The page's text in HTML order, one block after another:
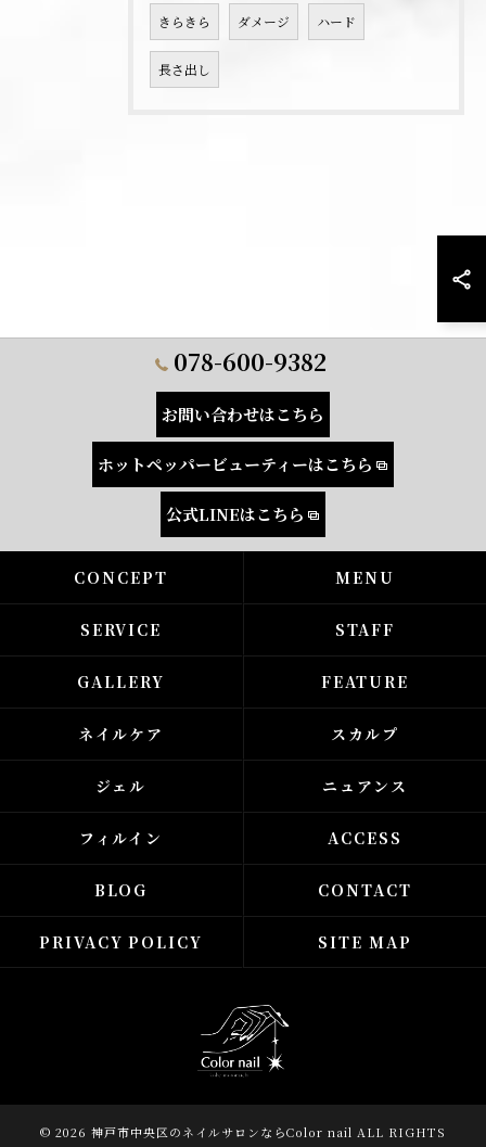
きらきら ダメージ ハード
長さ出し
078-600-9382
お問い合わせはこちら
ホットペッパービューティーはこちら
公式LINEはこちら
CONCEPT MENU
SERVICE STAFF
GALLERY FEATURE
ネイルケア スカルプ
ジェル ニュアンス
フィルイン ACCESS
BLOG CONTACT
PRIVACY POLICY SITE MAP
© 2026 神戸市中央区のネイルサロンならColor nail ALL RIGHTS